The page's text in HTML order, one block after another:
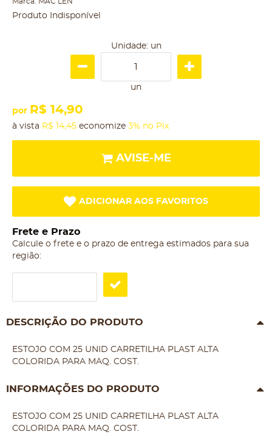
Produto Indisponível
Unidade: un
un
por R$ 14,90
à vista R$ 14,45 economize 3% no Pix
AVISE-ME
ADICIONAR AOS FAVORITOS
Frete e Prazo
Calcule o frete e o prazo de entrega estimados para sua
região:
DESCRIÇÃO DO PRODUTO
ESTOJO COM 25 UNID CARRETILHA PLAST ALTA
COLORIDA PARA MAQ. COST.
INFORMAÇÕES DO PRODUTO
ESTOJO COM 25 UNID CARRETILHA PLAST ALTA
COLORIDA PARA MAQ. COST.